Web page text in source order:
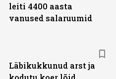
leiti 4400 aasta
vanused salaruumid
Läbikukkunud arst ja